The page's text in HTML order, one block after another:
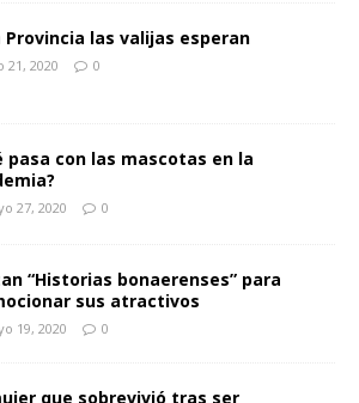
Provincia las valijas esperan
21, 2020 0
pasa con las mascotas en la
27, 2020 0
“Historias bonaerenses” para
sus atractivos
19, 2020 0
que sobrevivió tras ser